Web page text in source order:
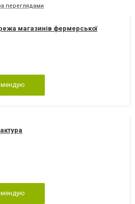
переглядами
магазинів фермерської